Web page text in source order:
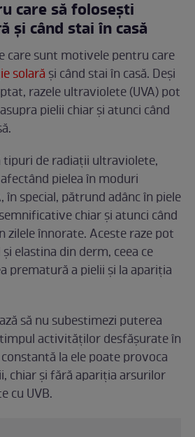
care să folosești
și când stai în casă
care sunt motivele pentru care
solară și când stai în casă. Deși
razele ultraviolete (UVA) pot
pielii chiar și atunci când
tipuri de radiații ultraviolete,
pielea în moduri
în special, pătrund adânc în piele
chiar și atunci când
zilele înnorate. Aceste raze pot
elastina din derm, ceea ce
prematură a pielii și la apariția
să nu subestimezi puterea
activităților desfășurate în
la ele poate provoca
chiar și fără apariția arsurilor
cu UVB.